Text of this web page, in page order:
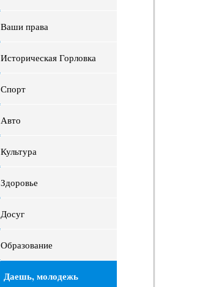
Ваши права
Историческая Горловка
Спорт
Авто
Культура
Здоровье
Досуг
Образование
Даешь, молодежь